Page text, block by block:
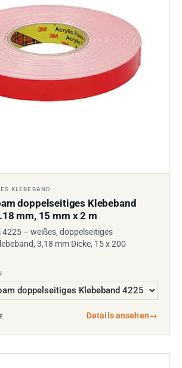
KLEBEBAND
doppelseitiges Klebeband
mm, 15 mm x 2 m
– weißes, doppelseitiges
3,18 mm Dicke, 15 x 200
Details ansehen→